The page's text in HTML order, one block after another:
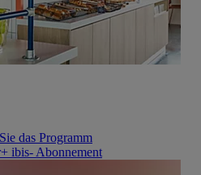
das Programm
ibis- Abonnement